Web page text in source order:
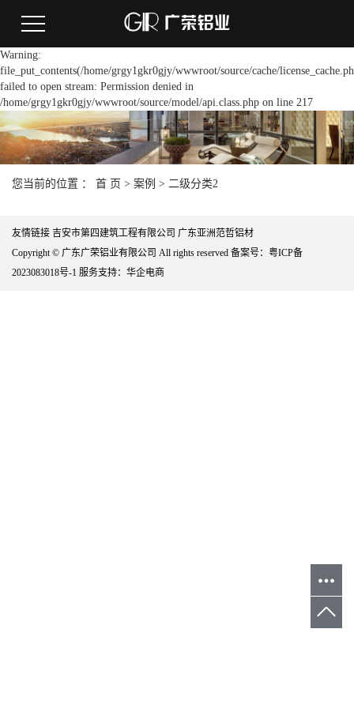
Warning:
file_put_contents(/home/grgy1gkr0gjy/wwwroot/source/cache/
failed to open stream: Permission denied in
/home/grgy1gkr0gjy/wwwroot/source/model/api.class.php on line 217
您当前的位置 ： 首 页 > 案例 > 二级分类2
友情链接 吉安市第四建筑工程有限公司 广东亚洲范哲铝材
Copyright © 广东广荣铝业有限公司 All rights reserved 备案号： 粤ICP备
2023083018号-1 服务支持： 华企电商